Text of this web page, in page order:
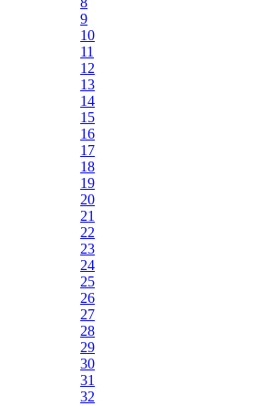
9
10
11
12
13
14
15
16
17
18
19
20
21
22
23
24
25
26
27
28
29
30
31
32